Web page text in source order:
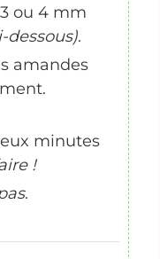
ou 4 mm
dessous).
amandes
minutes
!
.